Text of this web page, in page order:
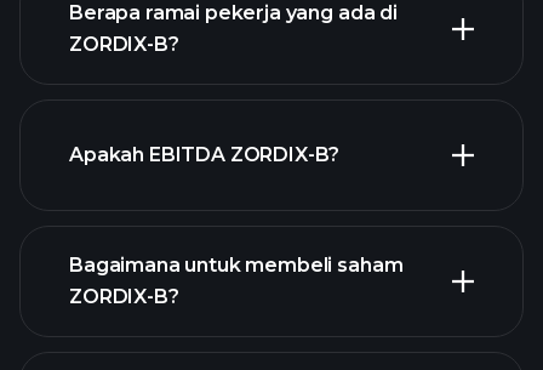
Berapa ramai pekerja yang ada di
ZORDIX-B?
majikan
Apakah EBITDA ZORDIX-B?
Bagaimana untuk membeli saham
ZORDIX-B?